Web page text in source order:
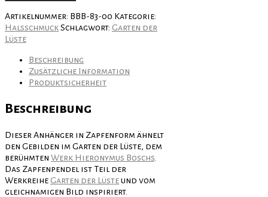
Artikelnummer: BBB-83-00 Kategorie:
HalsschmuckSchlagwort: Garten der
Lüste
Beschreibung
Zusätzliche Information
Produktsicherheit
Beschreibung
Dieser Anhänger in Zapfenform ähnelt
den Gebilden im Garten der Lüste, dem
berühmten Werk Hieronymus Boschs
Das Zapfenpendel ist Teil der
WerkreiheGarten der Lüsteund vom
gleichnamigen Bild inspiriert.